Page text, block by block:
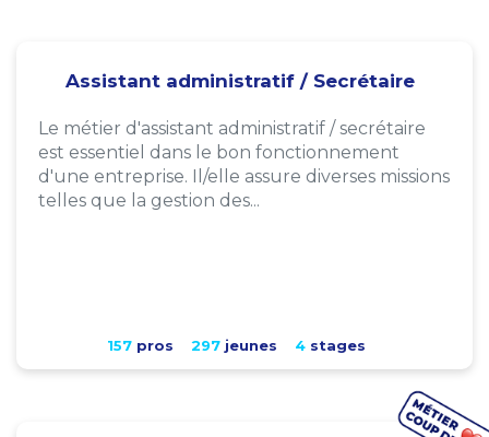
Assistant administratif / Secrétaire
Le métier d'assistant administratif / secrétaire
est essentiel dans le bon fonctionnement
d'une entreprise. Il/elle assure diverses missions
telles que la gestion des...
157pros 297jeunes 4stages